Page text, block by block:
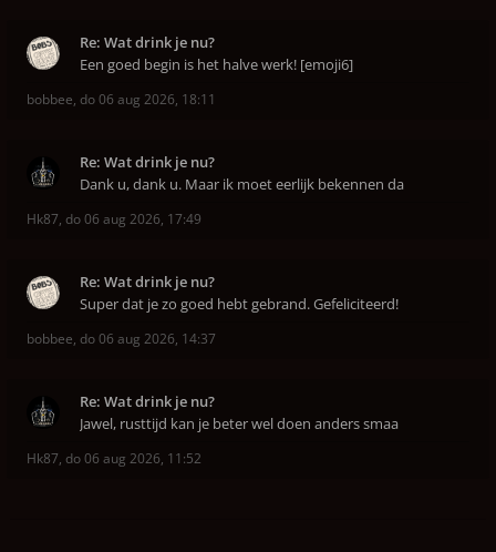
Re: Wat drink je nu?
Een goed begin is het halve werk! [emoji6]
bobbee, do 06 aug 2026, 18:11
Re: Wat drink je nu?
Dank u, dank u. Maar ik moet eerlijk bekennen da
Hk87, do 06 aug 2026, 17:49
Re: Wat drink je nu?
Super dat je zo goed hebt gebrand. Gefeliciteerd!
bobbee, do 06 aug 2026, 14:37
Re: Wat drink je nu?
Jawel, rusttijd kan je beter wel doen anders smaa
Hk87, do 06 aug 2026, 11:52